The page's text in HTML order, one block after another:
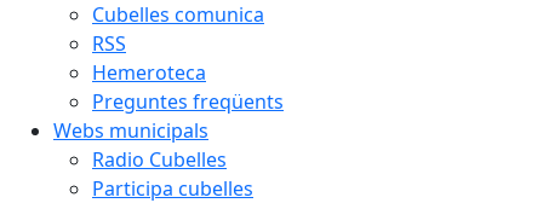
Cubelles comunica
RSS
Hemeroteca
Preguntes freqüents
Webs municipals
Radio Cubelles
Participa cubelles